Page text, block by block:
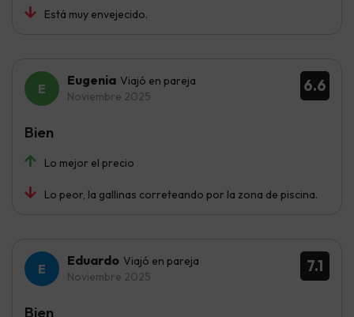
Está muy envejecido.
6.6
Eugenia Viajó en pareja
Noviembre 2025
Lo mejor el precio
Lo peor, la gallinas correteando por la zona de piscina.
Bien
7.1
Eduardo Viajó en pareja
Noviembre 2025
Bien